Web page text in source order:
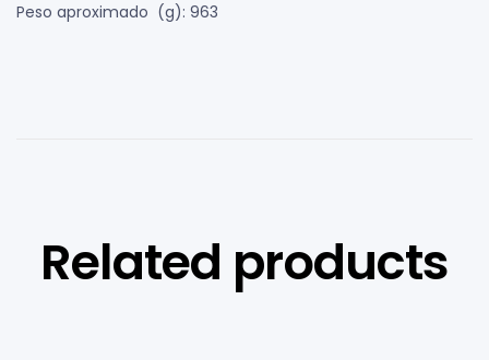
Peso aproximado (g): 963
Related products